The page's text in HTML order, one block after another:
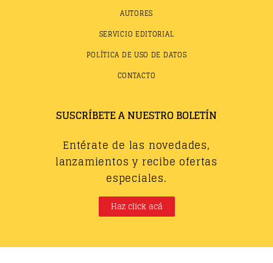
AUTORES
SERVICIO EDITORIAL
POLÍTICA DE USO DE DATOS
CONTACTO
SUSCRÍBETE A NUESTRO BOLETÍN
Entérate de las novedades,
lanzamientos y recibe ofertas
especiales.
Haz click acá